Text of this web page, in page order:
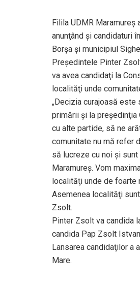
Filila UDMR
anunţând şi candidaturi
Borşa şi municipiul
Preşedintele Pinter
va avea candidaţi la
localităţi unde
„Decizia curajoasă este
primării şi la preşedinţia
cu alte partide, să ne
comunitate nu mă refer
să lucreze cu noi şi
Maramureş. Vom
localităţi unde de foarte
Asemenea localităţi
Zsolt.
Pinter Zsolt va candida
candida Pap Zsolt
Lansarea candidaţilor a
Mare.